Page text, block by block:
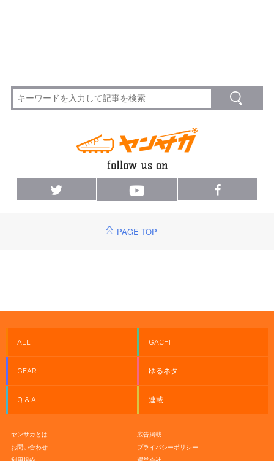
PAGE TOP
ALL GACHI
GEAR ゆるネタ
Q & A 連載
ヤンサカとは
広告掲載
お問い合わせ
プライバシーポリシー